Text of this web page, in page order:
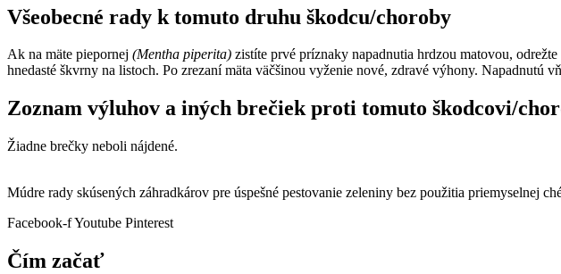
Všeobecné rady k tomuto druhu škodcu/choroby
Ak na mäte piepornej (Mentha piperita) zistíte prvé príznaky na­padnutia hrdzou matovou,
hnedasté škvrny na listoch. Po zrezaní mäta väčšinou vyženie nové, zdravé výhony. Napadnutú
Zoznam výluhov a iných brečiek proti tomuto škodcovi/
Žiadne brečky neboli nájdené.
Múdre rady skúsených záhradkárov pre úspešné pestovanie zeleniny bez použitia priemyselnej
Facebook-fYoutube Pinterest
Čím začať